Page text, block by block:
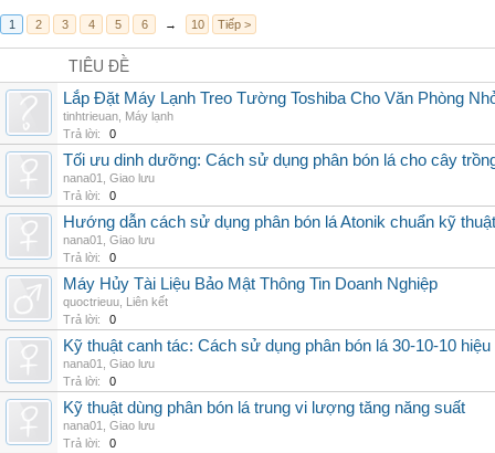
1 2 3 4 5 6 → 10 Tiếp >
TIÊU ĐỀ
Lắp Đặt Máy Lạnh Treo Tường Toshiba Cho Văn Phòng
tinhtrieuan Máy lạnh
Trả lời:
0
Tối ưu dinh dưỡng: Cách sử dụng phân bón lá cho cây
nana01
Giao lưu
Trả lời:
0
Hướng dẫn cách sử dụng phân bón lá Atonik chuẩn kỹ thuật
nana01
Giao lưu
Trả lời:
0
Máy Hủy Tài Liệu Bảo Mật Thông Tin Doanh Nghiệp
quoctrieuu Liên kết
Trả lời:
0
Kỹ thuật canh tác: Cách sử dụng phân bón lá 30-10-10 hiệu
nana01
Giao lưu
Trả lời:
0
Kỹ thuật dùng phân bón lá trung vi lượng tăng năng suất
nana01
Giao lưu
Trả lời:
0